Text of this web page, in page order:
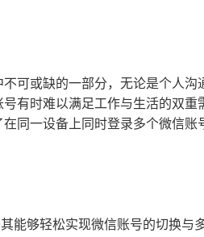
可或缺的一部分，无论是个人沟
有时难以满足工作与生活的双重
同一设备上同时登录多个微信账
能够轻松实现微信账号的切换与